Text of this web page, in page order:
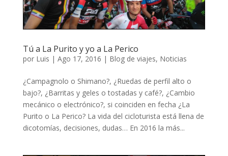
Tú a La Purito y yo a La Perico
por Luis | Ago 17, 2016 | Blog de viajes, Noticias
¿Campagnolo o Shimano?, ¿Ruedas de perfil alto o
bajo?, ¿Barritas y geles o tostadas y café?, ¿Cambio
mecánico o electrónico?, si coinciden en fecha ¿La
Purito o La Perico? La vida del cicloturista está llena de
dicotomías, decisiones, dudas… En 2016 la más...